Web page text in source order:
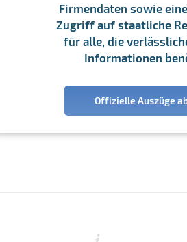
Firmendaten sowie
Zugriff auf staatliche
für alle, die
Informationen
Offizielle Auszüge